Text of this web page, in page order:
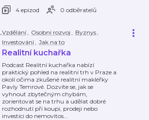
4 epizod
0 odběratelů
Vzdělání, Osobní rozvoj , Byznys,
Investování, Jak na to
Realitní kuchařka
Podcast Realitní kuchařka nabízí
praktický pohled na realitní trh v Praze a
okolí očima zkušené realitní makléřky
Pavly Temrové. Dozvíte se, jak se
vyhnout zbytečným chybám,
zorientovat se na trhu a udělat dobré
rozhodnutí při koupi, prodeji nebo
investici do nemovitos…
.